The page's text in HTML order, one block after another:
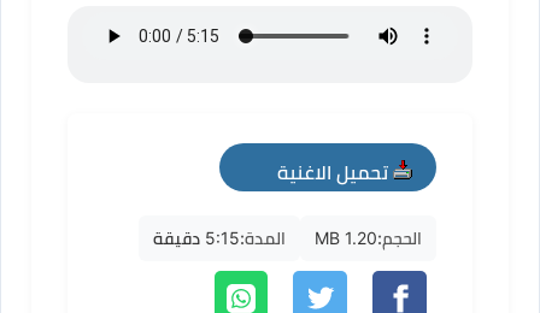
تحميل الاغنية
mp3
الحجم:1.20 MB المدة:5:15 دقيقة